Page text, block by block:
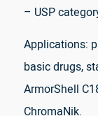
– USP
Applications:
basic drugs,
ArmorShell
ChromaNik.